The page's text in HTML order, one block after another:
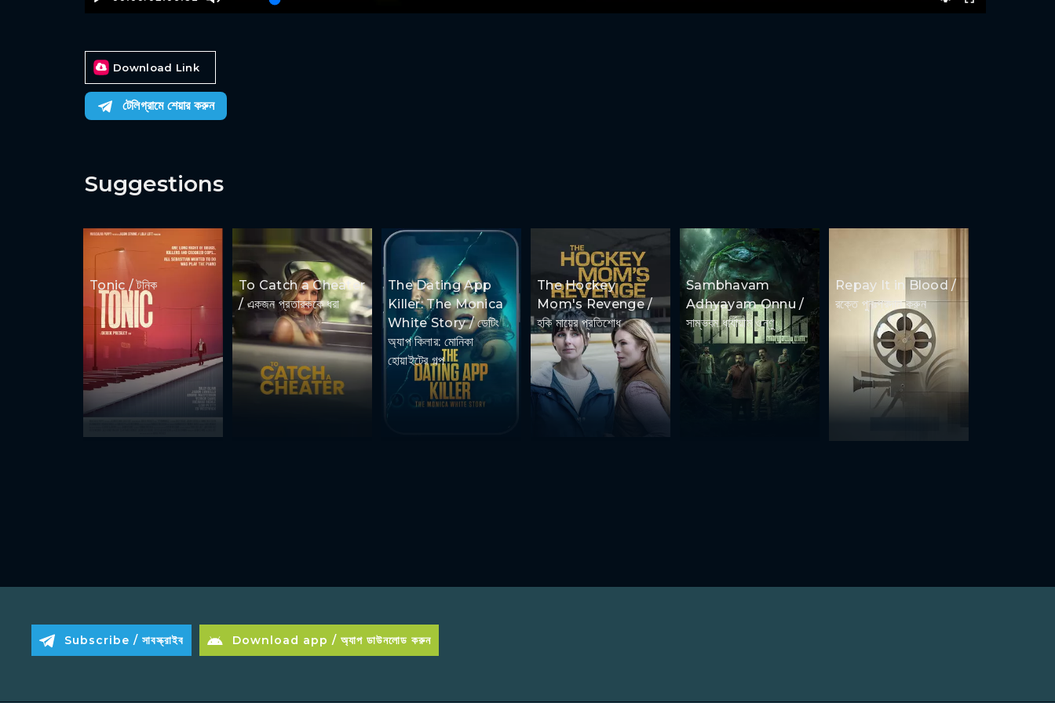
Download Link
টেলিগ্রামে শেয়ার করুন
Suggestions
Tonic / টনিক
To Catch a Cheater
/ একজন প্রতারককে ধরা
The Dating App
Killer: The Monica
White Story / ডেটিং
অ্যাপ কিলার: মোনিকা
হোয়াইটের গল্প
The Hockey
Mom's Revenge /
হকি মায়ের প্রতিশোধ
Sambhavam
Adhyayam Onnu /
সাম্ভবম ধার্যায়াম ওন্ণু
Repay It in Blood /
রক্তে পুনঃপ্রদান করুন
Subscribe / সাবস্ক্রাইব Download app / অ্যাপ ডাউনলোড করুন